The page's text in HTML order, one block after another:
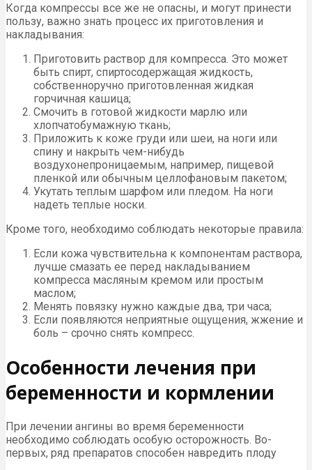
Когда компрессы все же не опасны, и могут принести
пользу, важно знать процесс их приготовления и
накладывания:
Приготовить раствор для компресса. Это может
быть спирт, спиртосодержащая жидкость,
собственноручно приготовленная жидкая
горчичная кашица;
Смочить в готовой жидкости марлю или
хлопчатобумажную ткань;
Приложить к коже груди или шеи, на ноги или
спину и накрыть чем-нибудь
воздухонепроницаемым, например, пищевой
пленкой или обычным целлофановым пакетом;
Укутать теплым шарфом или пледом. На ноги
надеть теплые носки.
Кроме того, необходимо соблюдать некоторые правила:
Если кожа чувствительна к компонентам раствора,
лучше смазать ее перед накладыванием
компресса масляным кремом или простым
маслом;
Менять повязку нужно каждые два, три часа;
Если появляются неприятные ощущения, жжение и
боль – срочно снять компресс.
Особенности лечения при
беременности и кормлении
При лечении ангины во время беременности
необходимо соблюдать особую осторожность. Во-
первых, ряд препаратов способен навредить плоду